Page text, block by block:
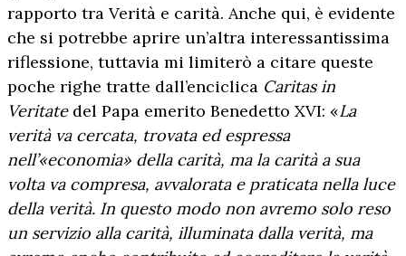
rapporto tra Verità e carità. Anche qui, è evidente
che si potrebbe aprire un’altra interessantissima
riflessione, tuttavia mi limiterò a citare queste
poche righe tratte dall’enciclica Caritas in
Veritatedel Papa emerito Benedetto XVI: «La
verità va cercata, trovata ed espressa
nell’«economia» della carità, ma la carità a sua
volta va compresa, avvalorata e praticata nella luce
della verità. In questo modo non avremo solo reso
un servizio alla carità, illuminata dalla verità, ma